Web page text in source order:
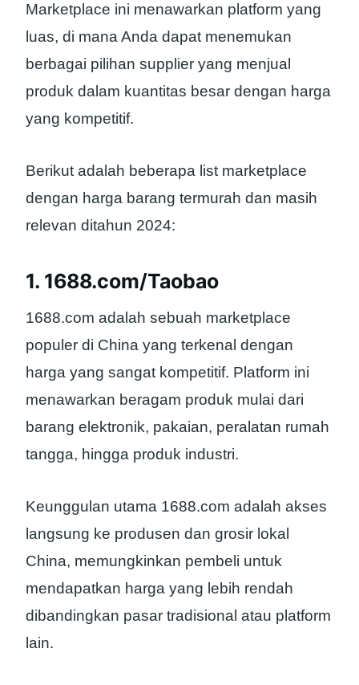
Marketplace ini menawarkan platform yang
luas, di mana Anda dapat menemukan
berbagai pilihan supplier yang menjual
produk dalam kuantitas besar dengan harga
yang kompetitif.
Berikut adalah beberapa list marketplace
dengan harga barang termurah dan masih
relevan ditahun 2024:
1. 1688.com/Taobao
1688.com adalah sebuah marketplace
populer di China yang terkenal dengan
harga yang sangat kompetitif. Platform ini
menawarkan beragam produk mulai dari
barang elektronik, pakaian, peralatan rumah
tangga, hingga produk industri.
Keunggulan utama 1688.com adalah akses
langsung ke produsen dan grosir lokal
China, memungkinkan pembeli untuk
mendapatkan harga yang lebih rendah
dibandingkan pasar tradisional atau platform
lain.